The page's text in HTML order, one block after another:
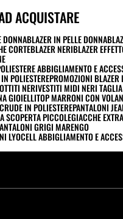
ACQUISTARE
DONNABLAZER IN PELLE DONNA
CORTEBLAZER NERIBLAZER
ABBIGLIAMENTO E
POLIESTEREPROMOZIONI BLAZER
NERIVESTITI MIDI NERI
GIOIELLITOP MARRONI CON
IN POLIESTEREPANTALONI
SCOPERTA PICCOLEGIACCHE
GRIGI MARENGO
LYOCELL ABBIGLIAMENTO E